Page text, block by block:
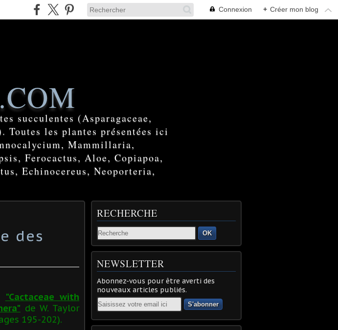
Connexion + Créer mon blog
succulentes (Asparagaceae,
Toutes les plantes présentées ici
Mammillaria,
Ferocactus, Aloe, Copiapoa,
Echinocereus, Neoporteria,
des
"Cactaceae with
de W. Taylor
195-202).
RECHERCHE
OK
NEWSLETTER
Abonnez-vous pour être averti des
nouveaux articles publiés.
Email